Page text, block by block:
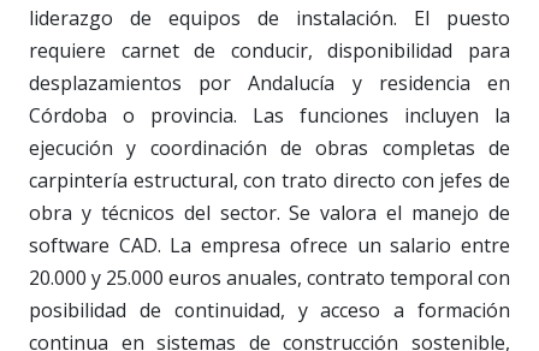
liderazgo de equipos de instalación. El puesto
requiere carnet de conducir, disponibilidad para
desplazamientos por Andalucía y residencia en
Córdoba o provincia. Las funciones incluyen la
ejecución y coordinación de obras completas de
carpintería estructural, con trato directo con jefes de
obra y técnicos del sector. Se valora el manejo de
software CAD. La empresa ofrece un salario entre
20.000 y 25.000 euros anuales, contrato temporal con
posibilidad de continuidad, y acceso a formación
continua en sistemas de construcción sostenible,